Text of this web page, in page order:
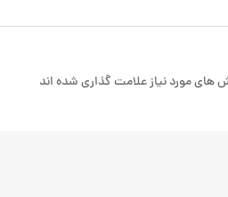
مورد نیاز علامت گذاری شده اند